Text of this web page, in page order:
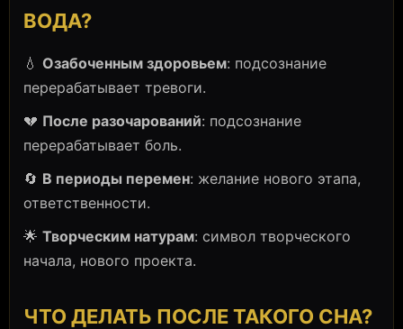
ВОДА?
💧 Озабоченным здоровьем: подсознание
перерабатывает тревоги.
💔 После разочарований: подсознание
перерабатывает боль.
🔄 В периоды перемен: желание нового этапа,
ответственности.
🌟 Творческим натурам: символ творческого
начала, нового проекта.
ЧТО ДЕЛАТЬ ПОСЛЕ ТАКОГО СНА?